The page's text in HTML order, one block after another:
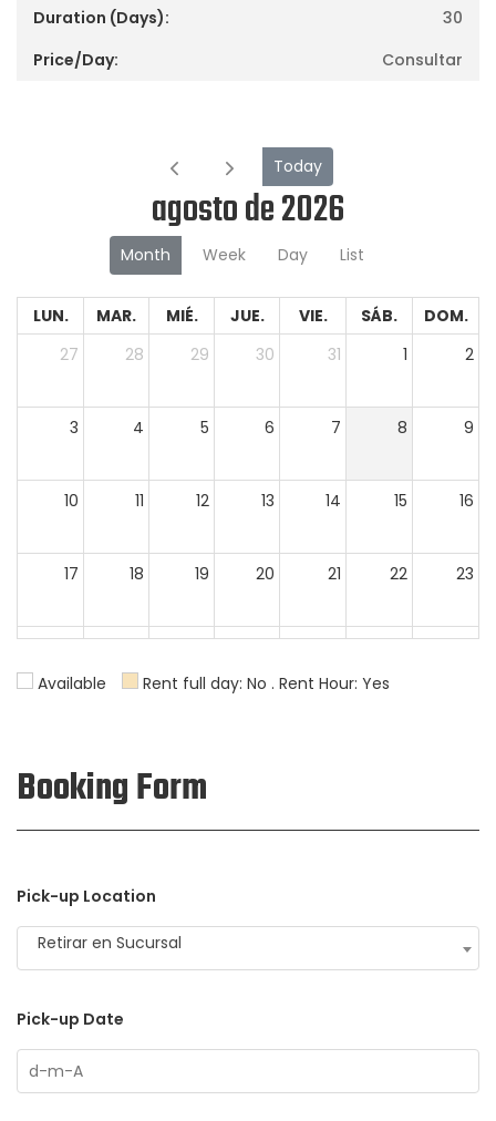
30
Consultar
Today
agosto de 2026
Month Week Day List
LUN. MAR. MIÉ. JUE. VIE. SÁB.
DOM.
27
28 29 30 31 1 2
3 4 5 6 7 8 9
10 11 12 13 14 15 16
17 18 19 20 21 22 23
Available Rent full day: No . Rent Hour: Yes
Booking Form
Pick-up Location
Retirar en Sucursal
Pick-up Date